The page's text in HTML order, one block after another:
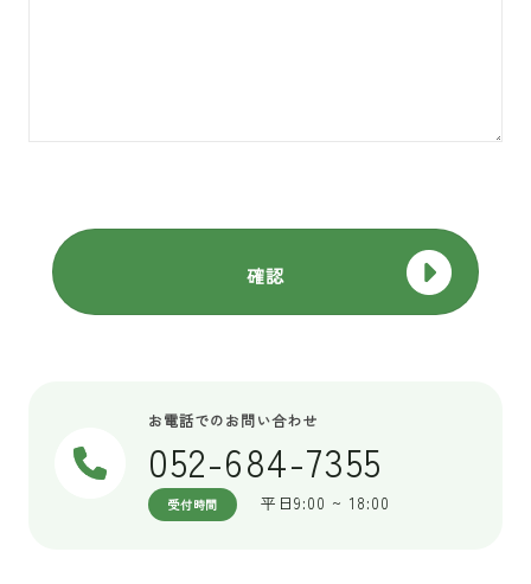
お電話でのお問い合わせ
052-684-7355
受付時間 平日9:00 ~ 18:00